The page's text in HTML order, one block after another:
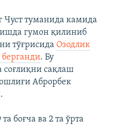
туманида камида
гумон қилиниб
тўғрисида Озодлик
берганди. Бу
соғлиқни сақлаш
Аброрбек
боғча ва 2 та ўрта